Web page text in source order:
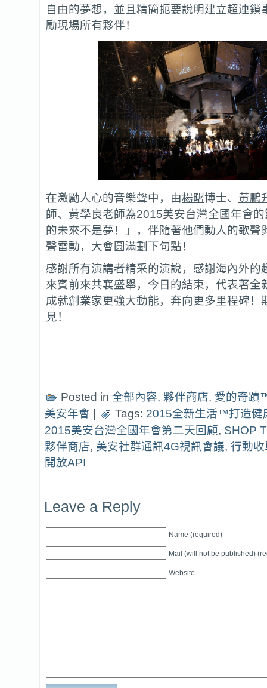
自由的夢想，並且精簡扼要說明建立超連鎖
勵現場所有夥伴！
在激勵人心的音樂聲中，由楊曙博士、 黃鵬
師、 黃學良老師為2015美安台灣全國年會
的未來不是夢！」，伴隨著他們動人的歌聲
聲雷動，大會圓滿劃下句點！
感謝所有演講者精采的演說，感謝海內外的
來賓前來共襄盛舉，今日的結束，代表著全
成就創業家更強大動能，奔向更多里程碑！
見！
Posted in 全部內容, 夥伴商店, 愛的奇蹟
美安年會 | Tags: 2015全新生活™打造健
2015美安台灣全國年會第二天回顧, SHOP
夥伴商店, 美安社群通訊4G視訊會議, 行動收
開放API
Leave a Reply
Name (required)
Mail (will not be published)
Website